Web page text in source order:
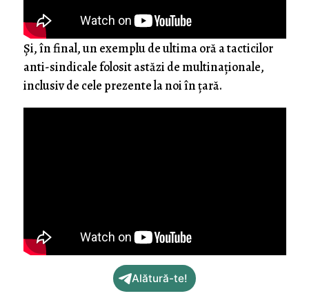
Şi, în final, un exemplu de ultima oră a tacticilor
anti-sindicale folosit astăzi de multinaţionale,
inclusiv de cele prezente la noi în ţară.
Alătură-te!